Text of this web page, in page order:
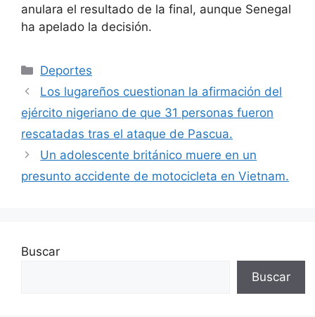
anulara el resultado de la final, aunque Senegal
ha apelado la decisión.
Categorías
Deportes
Los lugareños cuestionan la afirmación del
ejército nigeriano de que 31 personas fueron
rescatadas tras el ataque de Pascua.
Un adolescente británico muere en un
presunto accidente de motocicleta en Vietnam.
Buscar
Buscar